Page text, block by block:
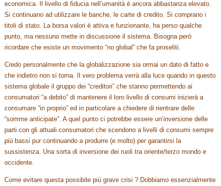
economica. Il livello di fiducia nell’umanità è ancora abbastanza elevato.
Si continuano ad utilizzare le banche, le carte di credito. Si comprano i
titoli di stato. La borsa valori è attiva e funzionante, ha perso qualche
punto, ma nessuno mette in discussione il sistema. Bisogna però
ricordare che esiste un movimento “no global” che fa proseliti.
Credo personalmente che la globalizzazione sia ormai un dato di fatto e
che indietro non si torna. Il vero problema verrà alla luce quando in questo
sistema globale il gruppo dei “creditori” che stanno permettendo ai
consumatori “a debito” di mantenere il loro livello di consumi inizierà a
consumare “in proprio” ed in particolare a chiedere di rientrare delle
“somme anticipate”. A quel punto ci potrebbe essere un’inversione delle
parti con gli attuali consumatori che scendono a livelli di consumi sempre
più bassi pur continuando a produrre (e molto) per garantirsi la
sussistenza. Una sorta di inversione dei ruoli tra oriente/terzo mondo e
occidente.
Come evitare questa possibile più grave crisi ? Dobbiamo essenzialmente